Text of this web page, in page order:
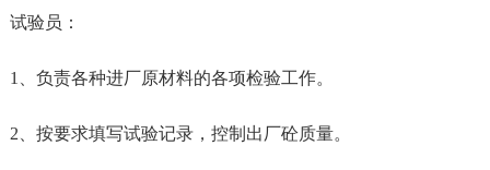
信息公开
档案工作
试验员：
1、负责各种进厂原材料的各项检验工作。
2、按要求填写试验记录，控制出厂砼质量。